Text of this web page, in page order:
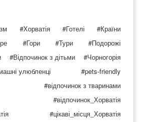
#Хорватія #Готелі
#Країни
#Гори #Тури
#Подорожі
#Відпочинок з дітьми
#Чорногорія
улюбленці
#pets-friendly
#відпочинок з тваринами
#відпочинок_Хорватія
#цікаві_місця_Хорватія